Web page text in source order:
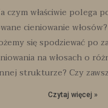
czym właściwie polega
cieniowanie
się spodziewać po
na włosach o
strukturze? Czy
Czytaj więcej »